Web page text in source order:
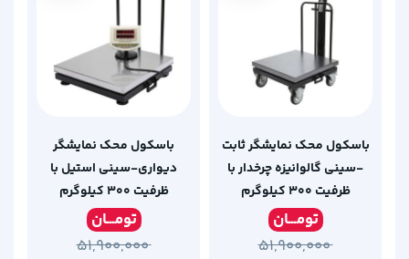
باسکول محک نمایشگر ثابت
-سینی گالوانیزه چرخدار با
ظرفیت 300 کیلوگرم
تومـــان
۵۱,۹۰۰,۰۰۰
باسکول محک نمایشگر
دیواری-سینی استیل با
ظرفیت 300 کیلوگرم
تومـــان
۵۱,۹۰۰,۰۰۰